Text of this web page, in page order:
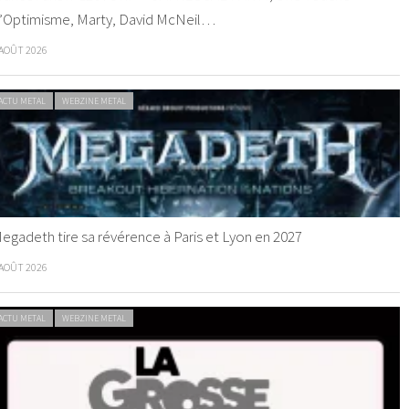
Marty, David McNeil…
2026
METAL WEBZINE METAL
tire sa révérence à Paris et Lyon en 2027
2026
METAL WEBZINE METAL